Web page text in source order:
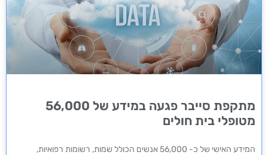
מתקפת סייבר פגעה במידע של 56,000
מטופלי בית חולים
המידע האישי של כ- 56,000 אנשים הכולל שמות, רשומות רפואיות,